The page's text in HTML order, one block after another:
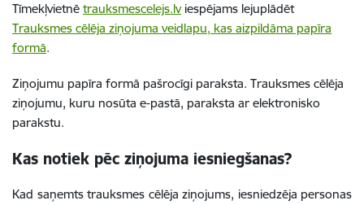
Tīmekļvietnē trauksmescelejs.lv iespējams lejuplādēt
Trauksmes cēlēja ziņojuma veidlapu, kas aizpildāma papīra
formā.
Ziņojumu papīra formā pašrocīgi paraksta. Trauksmes cēlēja
ziņojumu, kuru nosūta e-pastā, paraksta ar elektronisko
parakstu.
Kas notiek pēc ziņojuma iesniegšanas?
Kad saņemts trauksmes cēlēja ziņojums, iesniedzēja personas